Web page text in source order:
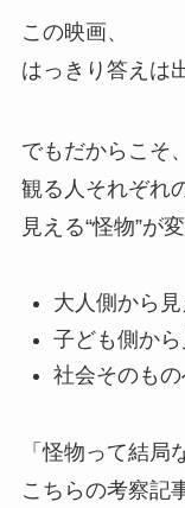
この映画、
はっきり答えは
でもだからこそ、
観る人それぞれ
見える“怪物”が
大人側から
子ども側か
社会そのも
「怪物って結局
こちらの考察記